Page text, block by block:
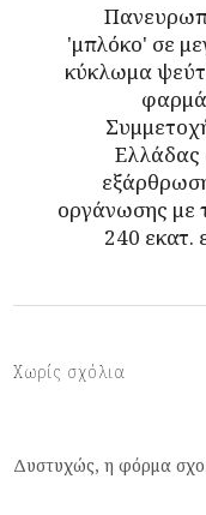
'μπλόκο' σε
κύκλωμα
Ελλάδας
οργάνωσης με
240 εκατ.
Χωρίς σχόλια
Δυστυχώς, η φόρμα